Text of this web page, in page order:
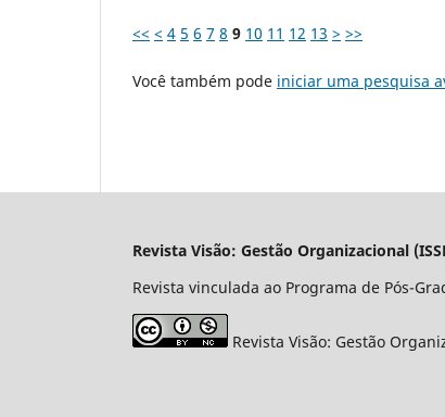
<< < 4 5 6 7 8 9 10 11 12 13 > >>
Você também pode iniciar uma pesquisa
Revista Visão: Gestão Organizacional
Revista vinculada ao Programa de Pós-
Revista Visão: Gestão